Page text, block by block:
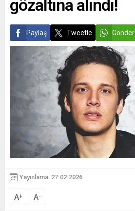
gözaltına alındı!
Paylaş Tweetle Gönder
Yayınlama: 27.02.2026
A+ A-